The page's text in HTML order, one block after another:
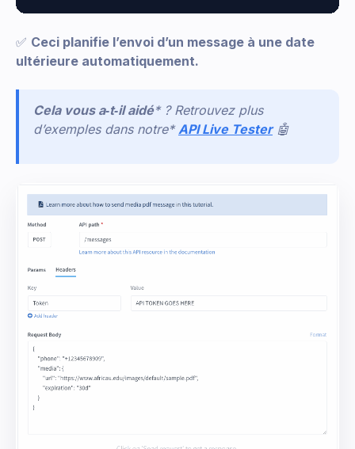
✅ Ceci planifie l’envoi d’un message à une date
ultérieure automatiquement.
Cela vous a‑t‑il aidé* ? Retrouvez plus
d’exemples dans notre* API Live Tester 🤖